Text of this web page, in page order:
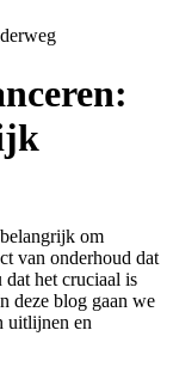
om
van onderhoud dat
het cruciaal is
deze blog gaan we
uitlijnen en